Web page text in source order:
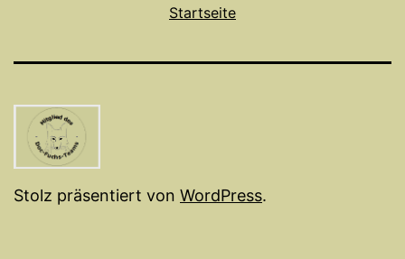
Startseite
Stolz präsentiert von WordPress.